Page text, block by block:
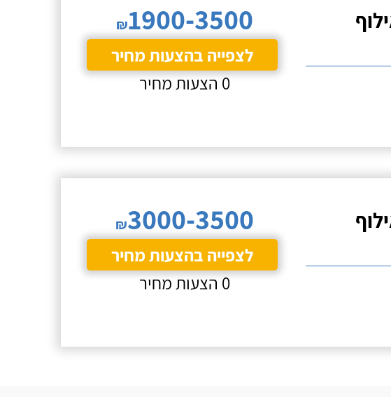
₪1900-3500
לצפייה בהצעות מחיר
0 הצעות מחיר
₪3000-3500
לצפייה בהצעות מחיר
0 הצעות מחיר